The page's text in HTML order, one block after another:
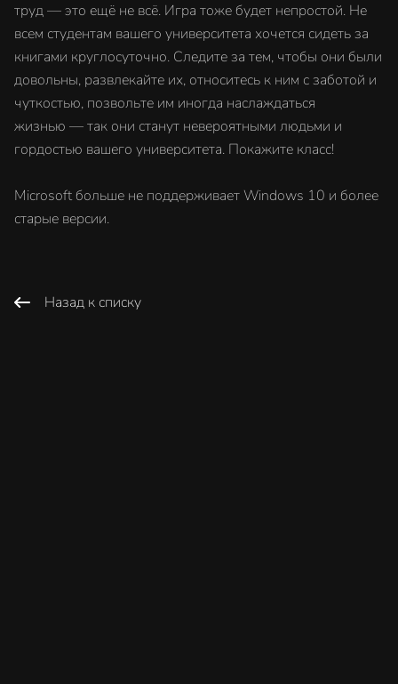
труд — это ещё не всё. Игра тоже будет непростой. Не
всем студентам вашего университета хочется сидеть за
книгами круглосуточно. Следите за тем, чтобы они были
довольны, развлекайте их, относитесь к ним с заботой и
чуткостью, позвольте им иногда наслаждаться
жизнью — так они станут невероятными людьми и
гордостью вашего университета. Покажите класс!
Microsoft больше не поддерживает Windows 10 и более
старые версии.
Назад к списку